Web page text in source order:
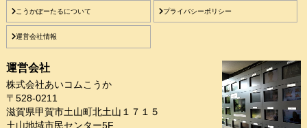
こうかぽーたるについて プライバシーポリシー
運営会社情報
運営会社
株式会社あいコムこうか
〒528-0211
滋賀県甲賀市土山町北土山１７１５
土山地域市民センター5F